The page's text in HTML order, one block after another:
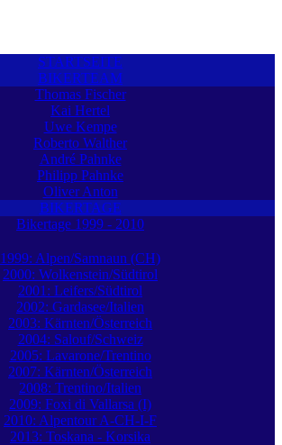
STARTSEITE
BIKERTEAM
Thomas Fischer
Kai Hertel
Uwe Kempe
Roberto Walther
André Pahnke
Philipp Pahnke
Oliver Anton
BIKERTAGE
Bikertage 1999 - 2010
1999: Alpen/Samnaun (CH)
2000: Wolkenstein/Südtirol
2001: Leifers/Südtirol
2002: Gardasee/Italien
2003: Kärnten/Österreich
2004: Salouf/Schweiz
2005: Lavarone/Trentino
2007: Kärnten/Österreich
2008: Trentino/Italien
2009: Foxi di Vallarsa (I)
2010: Alpentour A-CH-I-F
2013: Toskana - Korsika